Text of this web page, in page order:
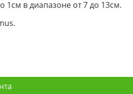
1см в диапазоне от 7 до 13см.